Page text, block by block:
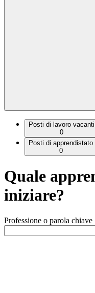
Posti di lavoro vacanti
0
Posti di apprendistato
0
Quale
iniziare?
Professione o parola chiave